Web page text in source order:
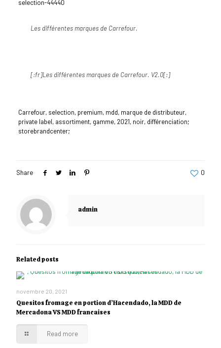
selection-44440
Les différentes marques de Carrefour.
[:fr]Les différentes marques de Carrefour. V2.0[:]
Carrefour, selection, premium, mdd, marque de distributeur,
private label, assortiment, gamme, 2021, noir, différenciation;
storebrandcenter;
Share 0
admin
Related posts
novembre 20, 2021
Quesitos fromage en portion d’Hacendado, la MDD de
Mercadona VS MDD francaises
Read more